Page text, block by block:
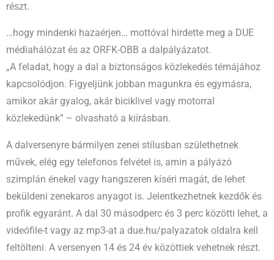
részt.
…hogy mindenki hazaérjen… mottóval hirdette meg a DUE
médiahálózat és az ORFK-OBB a dalpályázatot.
„A feladat, hogy a dal a biztonságos közlekedés témájához
kapcsolódjon. Figyeljünk jobban magunkra és egymásra,
amikor akár gyalog, akár biciklivel vagy motorral
közlekedünk” – olvasható a kiírásban.
A dalversenyre bármilyen zenei stílusban születhetnek
művek, elég egy telefonos felvétel is, amin a pályázó
szimplán énekel vagy hangszeren kíséri magát, de lehet
beküldeni zenekaros anyagot is. Jelentkezhetnek kezdők és
profik egyaránt. A dal 30 másodperc és 3 perc közötti lehet, a
videófile-t vagy az mp3-at a due.hu/palyazatok oldalra kell
feltölteni. A versenyen 14 és 24 év közöttiek vehetnek részt.